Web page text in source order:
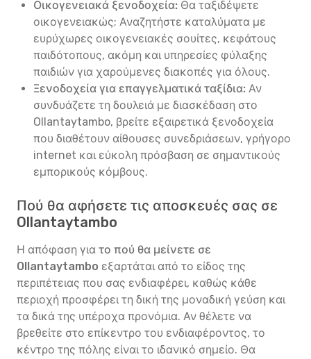
Οικογενειακά ξενοδοχεία: Θα ταξιδέψετε
οικογενειακώς; Αναζητήστε καταλύματα με
ευρύχωρες οικογενειακές σουίτες, κεφάτους
παιδότοπους, ακόμη και υπηρεσίες φύλαξης
παιδιών για χαρούμενες διακοπές για όλους.
Ξενοδοχεία για επαγγελματικά ταξίδια: Αν
συνδυάζετε τη δουλειά με διασκέδαση στο
Ollantaytambo, βρείτε εξαιρετικά ξενοδοχεία
που διαθέτουν αίθουσες συνεδριάσεων, γρήγορο
internet και εύκολη πρόσβαση σε σημαντικούς
εμπορικούς κόμβους.
Πού θα αφήσετε τις αποσκευές σας σε
Ollantaytambo
Η απόφαση για το πού θα μείνετε σε
Ollantaytambo εξαρτάται από το είδος της
περιπέτειας που σας ενδιαφέρει, καθώς κάθε
περιοχή προσφέρει τη δική της μοναδική γεύση και
τα δικά της υπέροχα προνόμια. Αν θέλετε να
βρεθείτε στο επίκεντρο του ενδιαφέροντος, το
κέντρο της πόλης είναι το ιδανικό σημείο. Θα